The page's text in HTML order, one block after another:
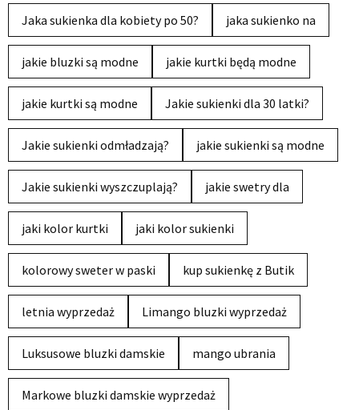
Jaka sukienka dla kobiety po 50? jaka sukienko na
jakie bluzki są modne jakie kurtki będą modne
jakie kurtki są modne Jakie sukienki dla 30 latki?
Jakie sukienki odmładzają? jakie sukienki są modne
Jakie sukienki wyszczuplają? jakie swetry dla
jaki kolor kurtki jaki kolor sukienki
kolorowy sweter w paski kup sukienkę z Butik
letnia wyprzedaż Limango bluzki wyprzedaż
Luksusowe bluzki damskie mango ubrania
Markowe bluzki damskie wyprzedaż